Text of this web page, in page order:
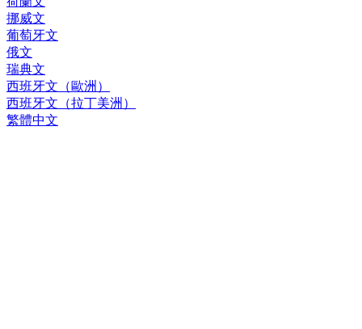
挪威文
葡萄牙文
俄文
瑞典文
西班牙文（歐洲）
西班牙文（拉丁美洲）
繁體中文